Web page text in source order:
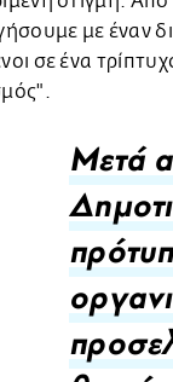
με έναν
σε ένα
Μετά